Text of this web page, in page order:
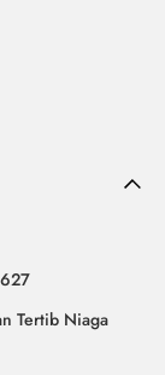
Tertib Niaga